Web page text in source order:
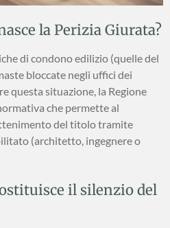
la Perizia Giurata?
di condono edilizio (quelle del
bloccate negli uffici dei
questa situazione, la Regione
che permette al
del titolo tramite
(architetto, ingegnere o
il silenzio del